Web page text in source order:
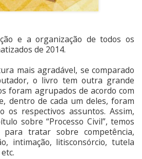
e a organização de todos os
de 2014.
mais agradável, se comparado
o livro tem outra grande
foram agrupados de acordo com
dentro de cada um deles, foram
os respectivos assuntos. Assim,
sobre “Processo Civil”, temos
para tratar sobre competência,
intimação, litisconsórcio, tutela